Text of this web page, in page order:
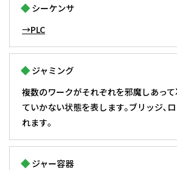
シーケンサ
→PLC
ジャミング
複数のワークがそれぞれを邪魔しあっ
ていかない状態を表します｡ブリッジ､
れます｡
ジャー容器